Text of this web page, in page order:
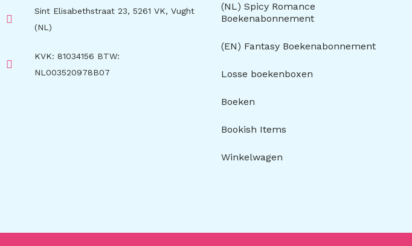
Sint Elisabethstraat 23, 5261 VK, Vught
(NL)
KVK: 81034156 BTW:
NL003520978B07
(NL) Spicy Romance
Boekenabonnement
(EN) Fantasy Boekenabonnement
Losse boekenboxen
Boeken
Bookish Items
Winkelwagen